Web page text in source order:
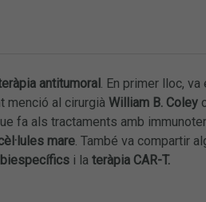
antitumoral . En primer lloc,
menció al cirurgià William B. Coley
fa als tractaments amb
mare. També va compartir
i la teràpia CAR-T.